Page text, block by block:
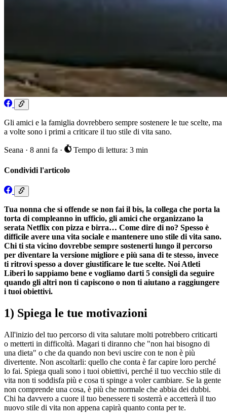
Gli amici e la famiglia dovrebbero sempre sostenere le tue scelte, ma
a volte sono i primi a criticare il tuo stile di vita sano.
Seana · 8 anni fa · Tempo di lettura: 3 min
Condividi l'articolo
Tua nonna che si offende se non fai il bis, la collega che porta la
torta di compleanno in ufficio, gli amici che organizzano la
serata Netflix con pizza e birra… Come dire di no? Spesso è
difficile avere una vita sociale e mantenere uno stile di vita sano.
Chi ti sta vicino dovrebbe sempre sostenerti lungo il percorso
per diventare la versione migliore e più sana di te stesso, invece
ti ritrovi spesso a dover giustificare le tue scelte. Noi Atleti
Liberi lo sappiamo bene e vogliamo darti 5 consigli da seguire
quando gli altri non ti capiscono o non ti aiutano a raggiungere
i tuoi obiettivi.
1) Spiega le tue motivazioni
All'inizio del tuo percorso di vita salutare molti potrebbero criticarti
o metterti in difficoltà. Magari ti diranno che "non hai bisogno di
una dieta" o che da quando non bevi uscire con te non è più
divertente. Non ascoltarli: quello che conta è far capire loro perché
lo fai. Spiega quali sono i tuoi obiettivi, perché il tuo vecchio stile di
vita non ti soddisfa più e cosa ti spinge a voler cambiare. Se la gente
non comprende una cosa, è più che normale che abbia dei dubbi.
Chi ha davvero a cuore il tuo benessere ti sosterrà e accetterà il tuo
nuovo stile di vita non appena capirà quanto conta per te.